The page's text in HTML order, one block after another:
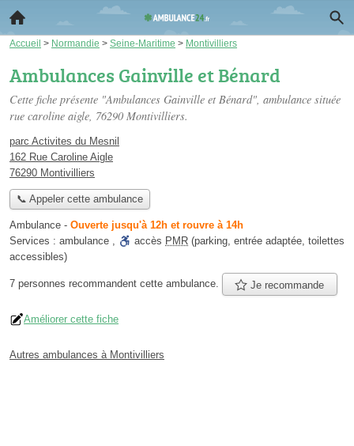
Accueil > Normandie > Seine-Maritime > Montivilliers
Ambulances Gainville et Bénard
Cette fiche présente "Ambulances Gainville et Bénard", ambulance située
rue caroline aigle, 76290 Montivilliers.
parc Activites du Mesnil
162 Rue Caroline Aigle
76290 Montivilliers
📞 Appeler cette ambulance
Ambulance - Ouverte jusqu'à 12h et rouvre à 14h
Services : ambulance , accès PMR (parking, entrée adaptée, toilettes
accessibles)
7 personnes recommandent cette ambulance. Je recommande
Améliorer cette fiche
Autres ambulances à Montivilliers